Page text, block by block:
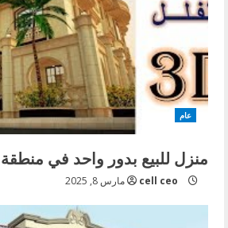
عام
منزل للبيع بدور واحد في
cell ceo مارس 8, 2025